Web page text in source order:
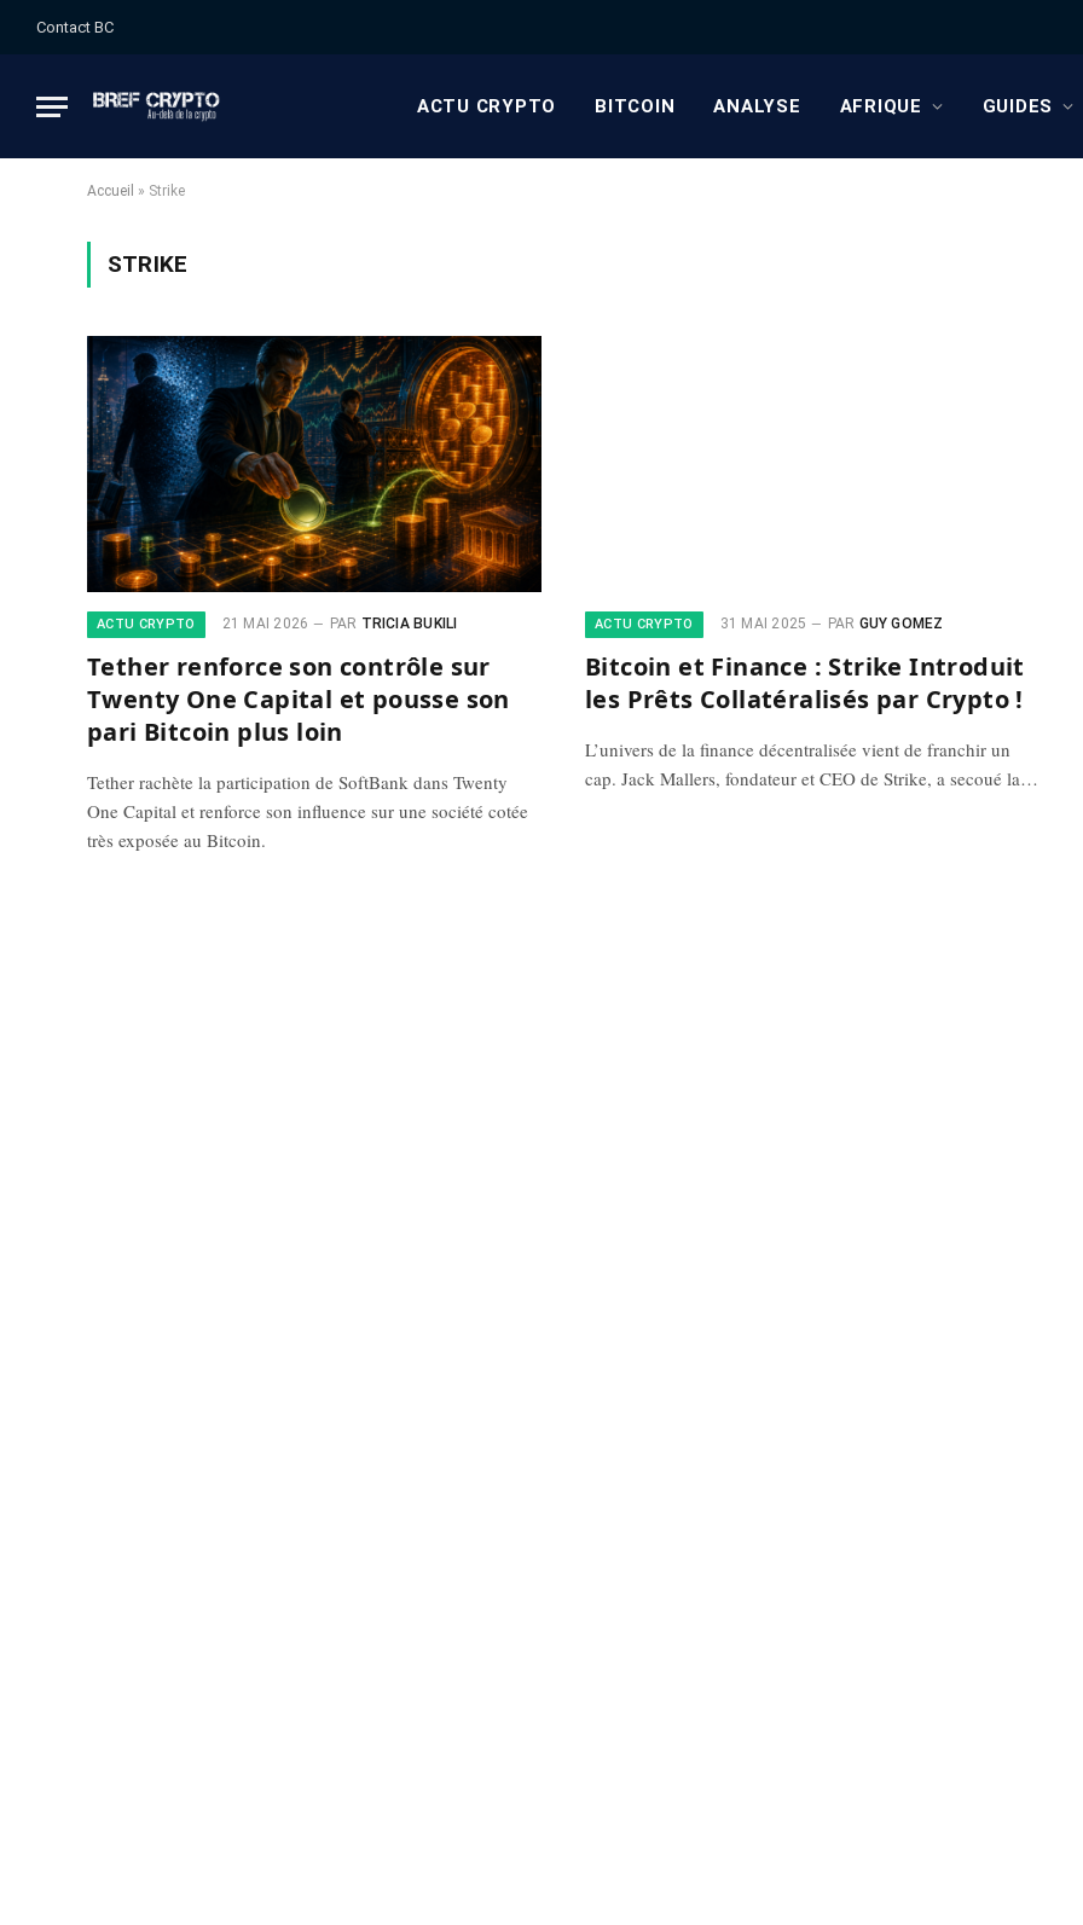
Contact BC
ACTU CRYPTO BITCOIN ANALYSE AFRIQUE GUIDES
Accueil » Strike
STRIKE
ACTU CRYPTO 21 MAI 2026 PAR TRICIA BUKILI
Tether renforce son contrôle sur
Twenty One Capital et pousse son
pari Bitcoin plus loin
Tether rachète la participation de SoftBank dans Twenty
One Capital et renforce son influence sur une société cotée
très exposée au Bitcoin.
ACTU CRYPTO 31 MAI 2025 PAR GUY GOMEZ
Bitcoin et Finance : Strike Introduit
les Prêts Collatéralisés par Crypto !
L’univers de la finance décentralisée vient de franchir un
cap. Jack Mallers, fondateur et CEO de Strike, a secoué la…